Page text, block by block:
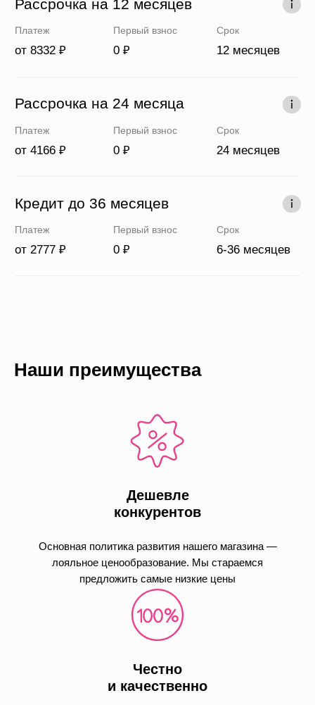
Наши преимущества
Дешевле
конкурентов
Основная политика развития нашего магазина —
лояльное ценообразование. Мы стараемся
предложить самые низкие цены
Честно
и качественно